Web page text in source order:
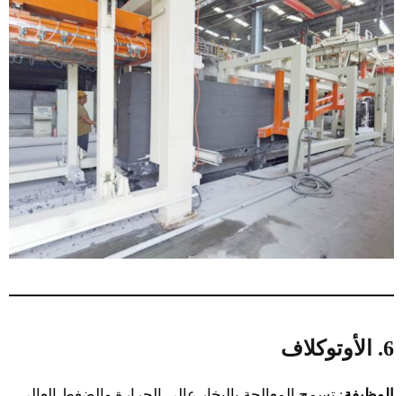
6. الأوتوكلاف